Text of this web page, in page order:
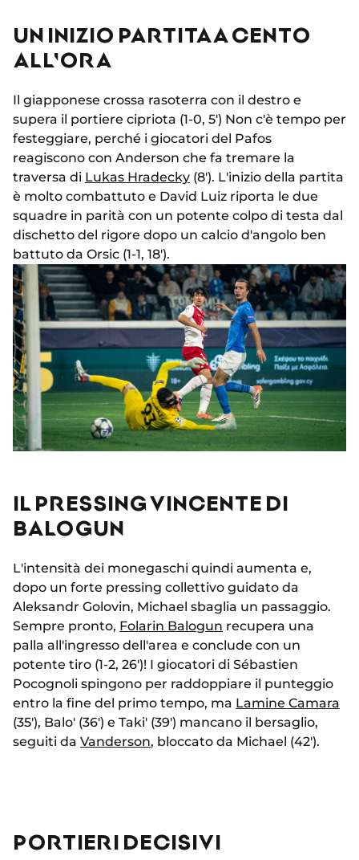
UN INIZIO PARTITA A CENTO
ALL'ORA
Il giapponese crossa rasoterra con il destro e
supera il portiere cipriota (1-0, 5') Non c'è tempo per
festeggiare, perché i giocatori del Pafos
reagiscono con Anderson che fa tremare la
traversa di Lukas Hradecky (8'). L'inizio della partita
è molto combattuto e David Luiz riporta le due
squadre in parità con un potente colpo di testa dal
dischetto del rigore dopo un calcio d'angolo ben
battuto da Orsic (1-1, 18').
IL PRESSING VINCENTE DI
BALOGUN
L'intensità dei monegaschi quindi aumenta e,
dopo un forte pressing collettivo guidato da
Aleksandr Golovin, Michael sbaglia un passaggio.
Sempre pronto, Folarin Balogun recupera una
palla all'ingresso dell'area e conclude con un
potente tiro (1-2, 26')! I giocatori di Sébastien
Pocognoli spingono per raddoppiare il punteggio
entro la fine del primo tempo, ma Lamine Camara
(35'), Balo' (36') e Taki' (39') mancano il bersaglio,
seguiti da Vanderson, bloccato da Michael (42').
PORTIERI DECISIVI